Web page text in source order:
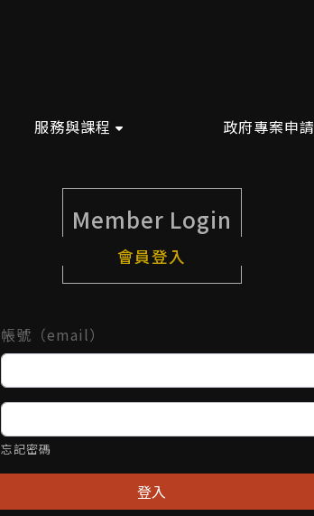
服務與課程 政府專案申請
Member Login
會員登入
帳號（email）
忘記密碼
登入